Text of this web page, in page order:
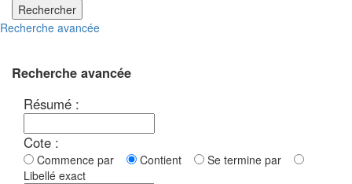
Rechercher
Recherche avancée
Recherche avancée
Résumé :
Cote :
Commence par Contient
Se termine par
Libellé exact